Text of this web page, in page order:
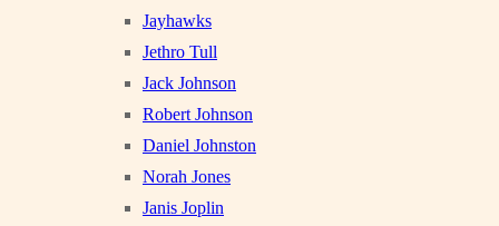
Jayhawks
Jethro Tull
Jack Johnson
Robert Johnson
Daniel Johnston
Norah Jones
Janis Joplin